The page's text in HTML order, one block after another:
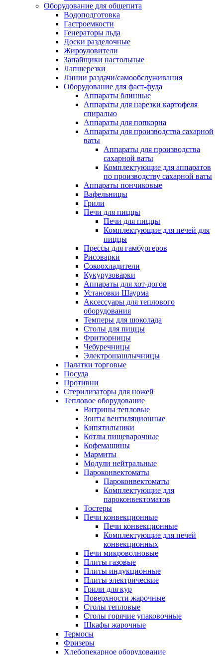
Оборудование для общепита
Водоподготовка
Гастроемкости
Генераторы льда
Доски разделочные
Жироуловители
Запайщики настольные
Лапшерезки
Линии раздачи/самообслуживания
Оборудование для фаст-фуда
Аппараты блинные
Аппараты для нарезки картофеля
спиралью
Аппараты для попкорна
Аппараты для производства сахарной
ваты
Аппараты для производства
сахарной ваты
Комплектующие для аппаратов
по производству сахарной ваты
Аппараты пончиковые
Вафельницы
Грили
Печи для пиццы
Печи для пиццы
Комплектующие для печей для
пиццы
Прессы для гамбургеров
Рисоварки
Сокоохладители
Кукурузоварки
Аппараты для хот-догов
Установки Шаурма
Аксессуары для теплового
оборудования
Темперы для шоколада
Столы для пиццы
Фритюрницы
Чебуречницы
Электрошашлычницы
Палатки торговые
Посуда
Противни
Стерилизаторы для ножей
Тепловое оборудование
Витрины тепловые
Зонты вентиляционные
Кипятильники
Котлы пищеварочные
Кофемашины
Мармиты
Модули нейтральные
Пароконвектоматы
Пароконвектоматы
Комплектующие для
пароконвектоматов
Тостеры
Печи конвекционные
Печи конвекционные
Комплектующие для печей
конвекционных
Печи микроволновые
Плиты газовые
Плиты индукционные
Плиты электрические
Грили для кур
Поверхности жарочные
Столы тепловые
Столы горячие упаковочные
Шкафы жарочные
Термосы
Фризеры
Хлебопекарное оборудование